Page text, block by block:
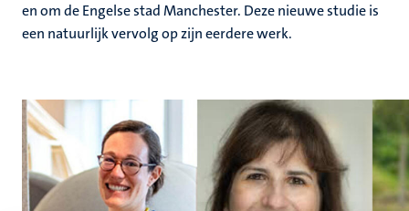
en om de Engelse stad Manchester. Deze nieuwe studie is
een natuurlijk vervolg op zijn eerdere werk.